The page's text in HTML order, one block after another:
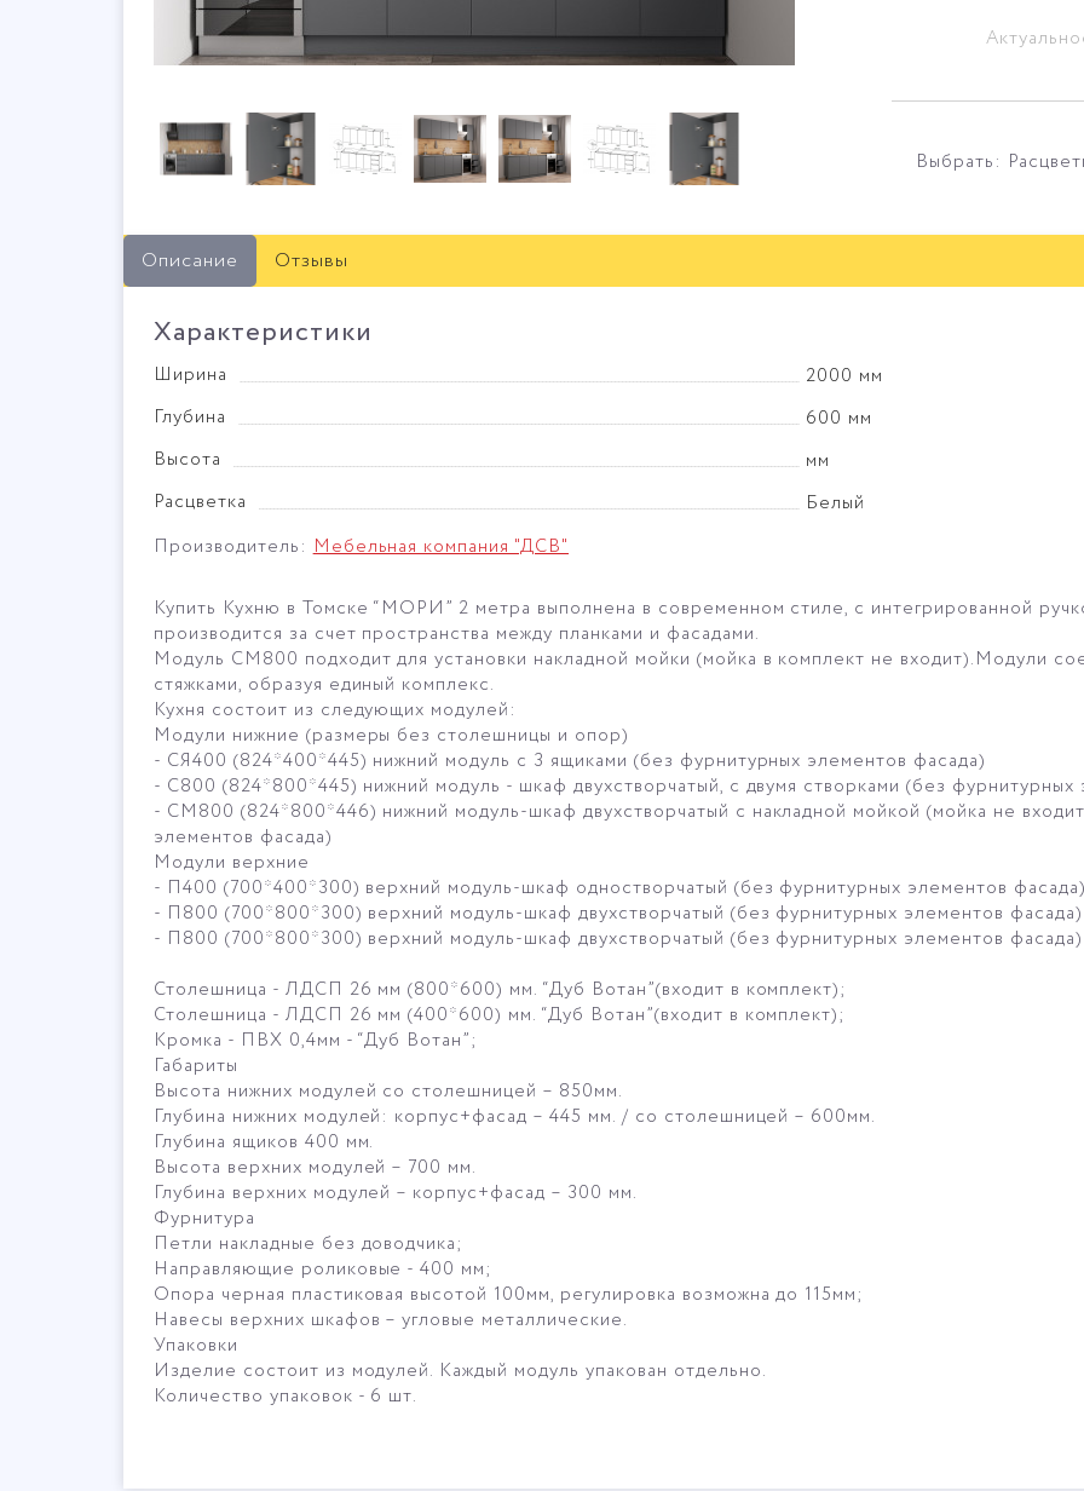
Выбрать:
Описание Отзывы
Характеристики
Ширина
2000 мм
Глубина
600 мм
Высота
мм
Расцветка
Белый
Производитель:Мебельная компания "ДСВ"
Купить Кухню в Томске “МОРИ” 2 метра выполнена в современном стиле, с интегрированной
производится за счет пространства между планками и фасадами.
Модуль СМ800 подходит для установки накладной мойки (мойка в комплект не входит).Модули
стяжками, образуя единый комплекс.
Кухня состоит из следующих модулей:
Модули нижние (размеры без столешницы и опор)
- СЯ400 (824*400*445) нижний модуль с 3 ящиками (без фурнитурных элементов фасада)
- С800 (824*800*445) нижний модуль - шкаф двухстворчатый, с двумя створками (без фурнитурных
- СМ800 (824*800*446) нижний модуль-шкаф двухстворчатый с накладной мойкой (мойка не
элементов фасада)
Модули верхние
- П400 (700*400*300) верхний модуль-шкаф одностворчатый (без фурнитурных элементов
- П800 (700*800*300) верхний модуль-шкаф двухстворчатый (без фурнитурных элементов фасада)
- П800 (700*800*300) верхний модуль-шкаф двухстворчатый (без фурнитурных элементов фасада)
Столешница - ЛДСП 26 мм (800*600) мм. “Дуб Вотан”(входит в комплект);
Столешница - ЛДСП 26 мм (400*600) мм. “Дуб Вотан”(входит в комплект);
Кромка - ПВХ 0,4мм - “Дуб Вотан”;
Габариты
Высота нижних модулей со столешницей – 850мм.
Глубина нижних модулей: корпус+фасад – 445 мм. / со столешницей – 600мм.
Глубина ящиков 400 мм.
Высота верхних модулей – 700 мм.
Глубина верхних модулей – корпус+фасад – 300 мм.
Фурнитура
Петли накладные без доводчика;
Направляющие роликовые - 400 мм;
Опора черная пластиковая высотой 100мм, регулировка возможна до 115мм;
Навесы верхних шкафов – угловые металлические.
Упаковки
Изделие состоит из модулей. Каждый модуль упакован отдельно.
Количество упаковок - 6 шт.